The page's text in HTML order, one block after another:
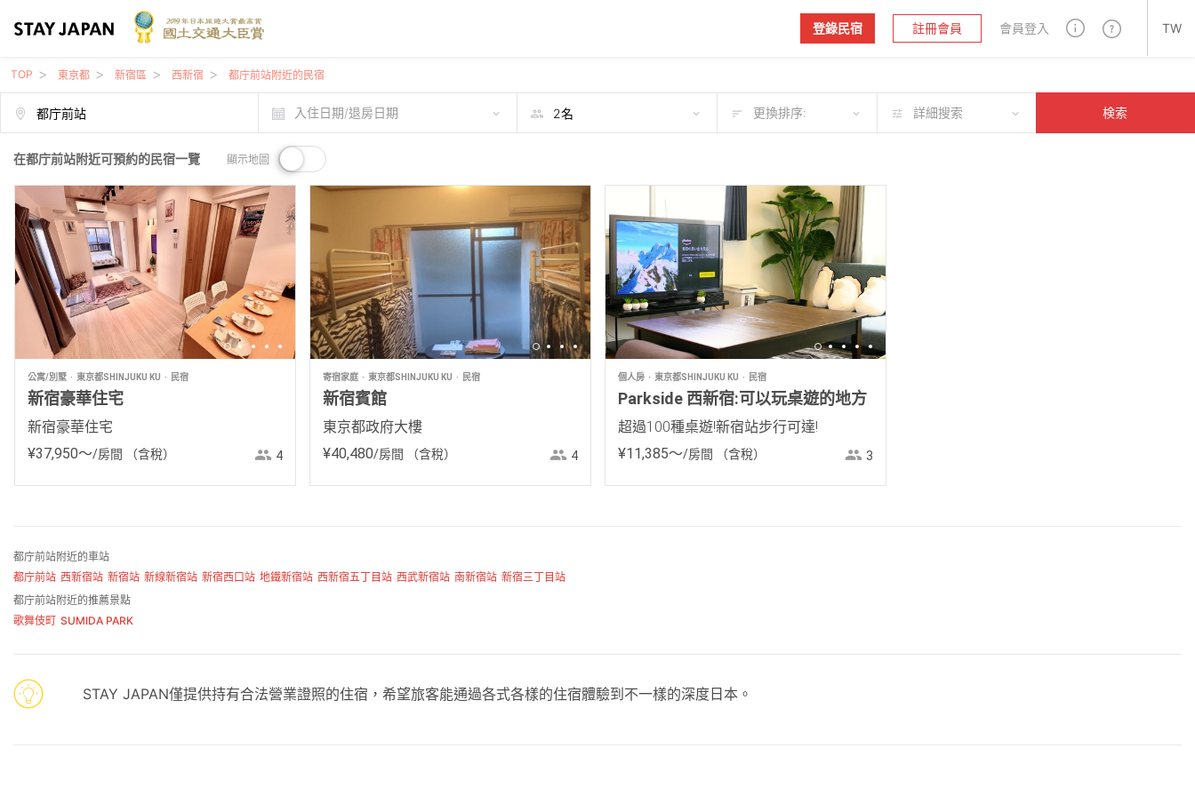
登錄民宿 註冊會員 會員登入 TW
TOP 東京都 新宿區 西新宿 都庁前站附近的民宿
入住日期/退房日期 更換排序: 詳細搜索 検索
在都庁前站附近可預約的民宿一覽 顯示地圖
公寓/別墅 東京都SHINJUKU KU 民宿
新宿豪華住宅
新宿豪華住宅
¥37,950〜/房間 （含稅） 4
寄宿家庭 東京都SHINJUKU KU 民宿
新宿賓館
東京都政府大樓
¥40,480/房間 （含稅） 4
個人房 東京都SHINJUKU KU 民宿
Parkside 西新宿:可以玩桌遊的地方
超過100種桌遊!新宿站步行可達!
¥11,385〜/房間 （含稅） 3
都庁前站附近的車站
都庁前站 西新宿站 新宿站 新線新宿站 新宿西口站 地鐵新宿站 西新宿五丁目站 西武新宿站 南新宿站 新宿三丁目站
都庁前站附近的推薦景點
歌舞伎町 SUMIDA PARK
STAY JAPAN僅提供持有合法營業證照的住宿，希望旅客能通過各式各樣的住宿體驗到不一樣的深度日本。